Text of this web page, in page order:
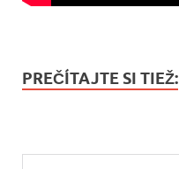
PREČÍTAJTE SI TIEŽ: